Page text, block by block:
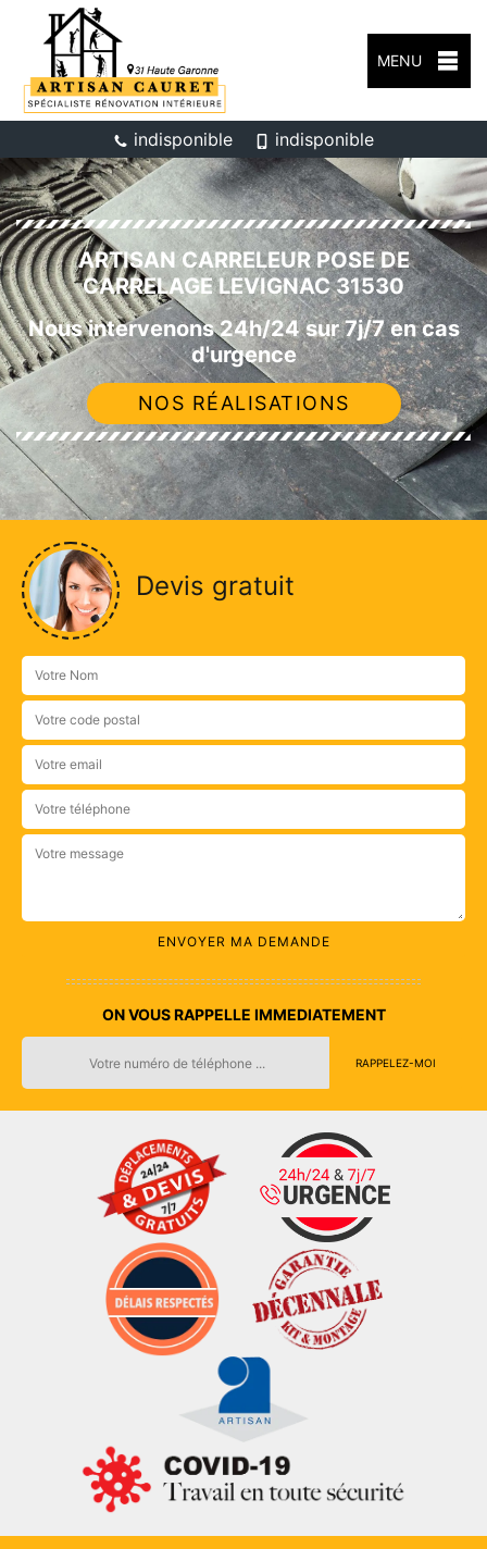
MENU
indisponible indisponible
ARTISAN CARRELEUR POSE DE
CARRELAGE LEVIGNAC 31530
Nous intervenons 24h/24 sur 7j/7 en cas
d'urgence
NOS RÉALISATIONS
Devis gratuit
ON VOUS RAPPELLE IMMEDIATEMENT